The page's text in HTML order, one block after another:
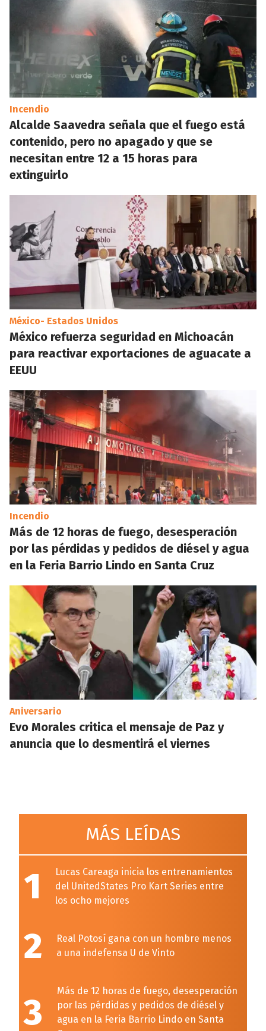
Incendio
Alcalde Saavedra señala que el fuego está
contenido, pero no apagado y que se
necesitan entre 12 a 15 horas para
extinguirlo
México- Estados Unidos
México refuerza seguridad en Michoacán
para reactivar exportaciones de aguacate a
EEUU
Incendio
Más de 12 horas de fuego, desesperación
por las pérdidas y pedidos de diésel y agua
en la Feria Barrio Lindo en Santa Cruz
Aniversario
Evo Morales critica el mensaje de Paz y
anuncia que lo desmentirá el viernes
MÁS LEÍDAS
1
Lucas Careaga inicia los entrenamientos
del UnitedStates Pro Kart Series entre
los ocho mejores
2
Real Potosí gana con un hombre menos
a una indefensa U de Vinto
3
Más de 12 horas de fuego, desesperación
por las pérdidas y pedidos de diésel y
agua en la Feria Barrio Lindo en Santa